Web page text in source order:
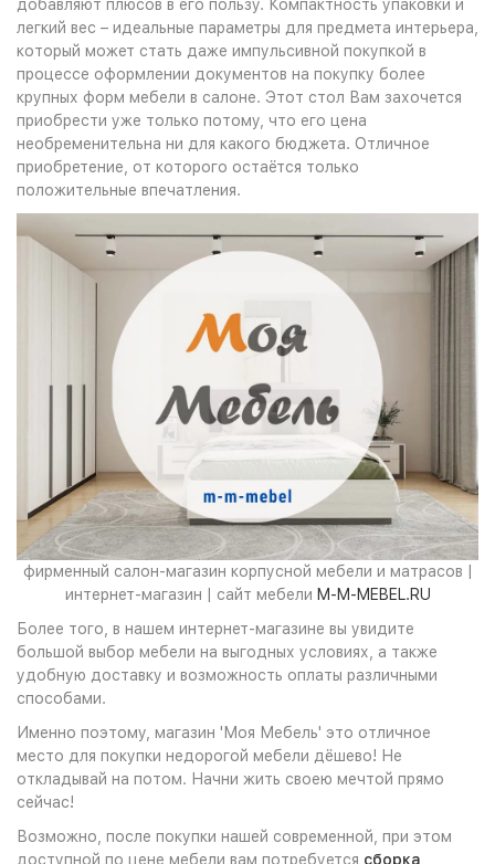
добавляют плюсов в его пользу. Компактность упаковки и
легкий вес – идеальные параметры для предмета интерьера,
который может стать даже импульсивной покупкой в
процессе оформлении документов на покупку более
крупных форм мебели в салоне. Этот стол Вам захочется
приобрести уже только потому, что его цена
необременительна ни для какого бюджета. Отличное
приобретение, от которого остаётся только
положительные впечатления.
фирменный салон-магазин корпусной мебели и матрасов |
интернет-магазин | сайт мебели M-M-MEBEL.RU
Более того, в нашем интернет-магазине вы увидите
большой выбор мебели на выгодных условиях, а также
удобную доставку и возможность оплаты различными
способами.
Именно поэтому, магазин 'Моя Мебель' это отличное
место для покупки недорогой мебели дёшево! Не
откладывай на потом. Начни жить своею мечтой прямо
сейчас!
Возможно, после покупки нашей современной, при этом
доступной по цене мебели вам потребуется сборка